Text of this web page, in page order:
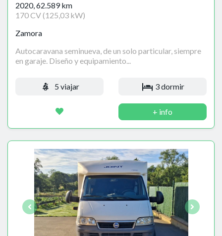
2020, 62.589 km
170 CV (125,03 kW)
Zamora
Autocaravana seminueva, de un solo particular, siempre
en garaje. Diseño y equipamiento...
5 viajar 3 dormir
+ info